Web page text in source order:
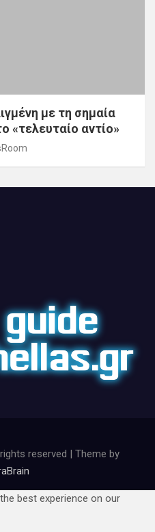
με τη σημαία
«τελευταίο αντίο»
reserved | Theme by
best experience on our